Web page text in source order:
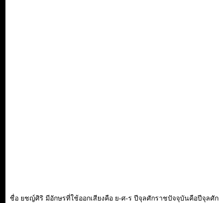
ชื่อ ยชญ์ศิริ มีอักษรที่ใช้ออกเสียงคือ ย-ศ-ร ปีจุลศักราชปัจจุบันคือปีจุลศั